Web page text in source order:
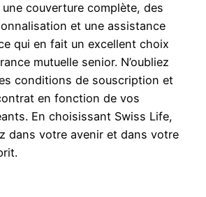
couverture complète, des
et une assistance
qui en fait un excellent choix
mutuelle senior. N’oubliez
conditions de souscription et
en fonction de vos
En choisissant Swiss Life,
dans votre avenir et dans votre